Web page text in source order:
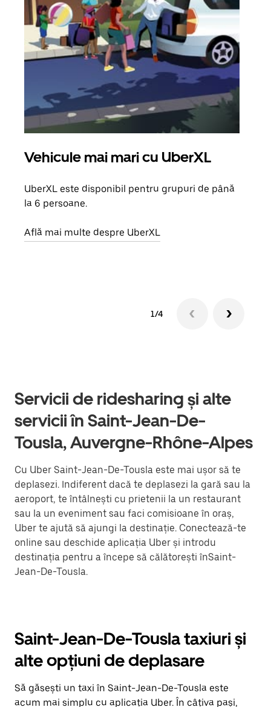
Vehicule mai mari cu UberXL
UberXL este disponibil pentru grupuri de până
la 6 persoane.
Află mai multe despre UberXL
1/4
Servicii de ridesharing și alte
servicii în Saint-Jean-De-
Tousla, Auvergne-Rhône-Alpes
Cu Uber Saint-Jean-De-Tousla este mai ușor să te
deplasezi. Indiferent dacă te deplasezi la gară sau la
aeroport, te întâlnești cu prietenii la un restaurant
sau la un eveniment sau faci comisioane în oraș,
Uber te ajută să ajungi la destinație. Conectează-te
online sau deschide aplicația Uber și introdu
destinația pentru a începe să călătorești înSaint-
Jean-De-Tousla.
Saint-Jean-De-Tousla taxiuri și
alte opțiuni de deplasare
Să găsești un taxi în Saint-Jean-De-Tousla este
acum mai simplu cu aplicația Uber. În câțiva pași,